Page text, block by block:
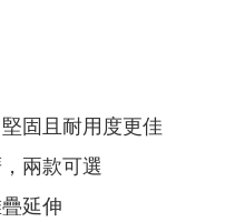
固且耐用度更佳
兩款可選
延伸